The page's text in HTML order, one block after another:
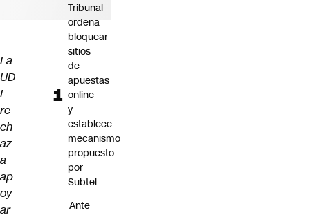
La
UD
I
re
ch
az
a
ap
oy
ar
Tribunal
ordena
bloquear
sitios
de
apuestas
online
y
establece
mecanismo
propuesto
por
Subtel
Ante